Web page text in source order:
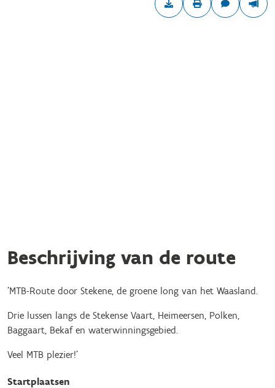
Beschrijving van de route
'MTB-Route door Stekene, de groene long van het Waasland.
Drie lussen langs de Stekense Vaart, Heimeersen, Polken,
Baggaart, Bekaf en waterwinningsgebied.
Veel MTB plezier!'
Startplaatsen